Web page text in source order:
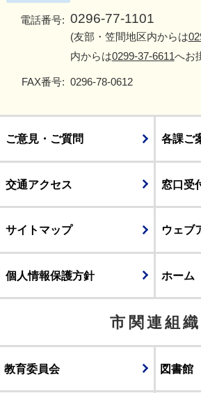
電話番号: 0296-77-1101
(友部・笠間地区内からは
内からは0299-37-6611へお
FAX番号: 0296-78-0612
ご意見・ご質問 各課ご
交通アクセス 窓口受
サイトマップ ウェブ
個人情報保護方針 ホーム
市関連組織
教育委員会 図書館